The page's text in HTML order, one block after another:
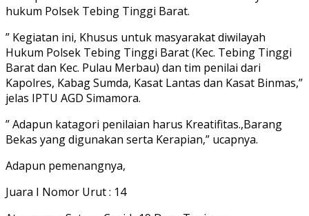
hukum Polsek Tebing Tinggi Barat.
” Kegiatan ini, Khusus untuk masyarakat diwilayah
Hukum Polsek Tebing Tinggi Barat (Kec. Tebing Tinggi
Barat dan Kec. Pulau Merbau) dan tim penilai dari
Kapolres, Kabag Sumda, Kasat Lantas dan Kasat Binmas,”
jelas IPTU AGD Simamora.
” Adapun katagori penilaian harus Kreatifitas.,Barang
Bekas yang digunakan serta Kerapian,” ucapnya.
Adapun pemenangnya,
Juara I Nomor Urut : 14